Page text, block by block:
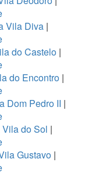
Vila Diva |
do Castelo |
do Encontro|
Dom Pedro II |
do Sol |
Gustavo |